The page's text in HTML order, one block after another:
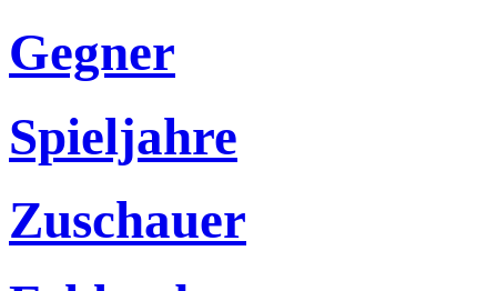
Gegner
Spieljahre
Zuschauer